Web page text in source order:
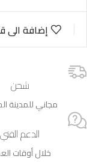
إضافة الى
شحن
مجاني للمدينة
الدعم الفني
خلال أوقات